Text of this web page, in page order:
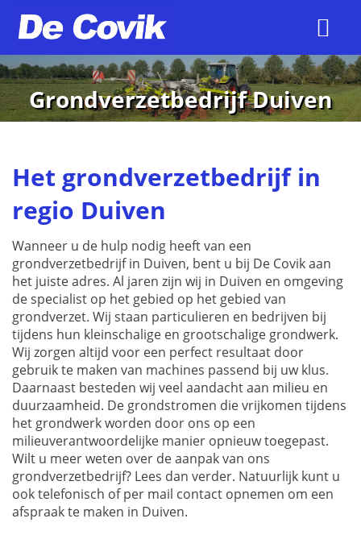
Grondverzetbedrijf Duiven
Het grondverzetbedrijf in
regio Duiven
Wanneer u de hulp nodig heeft van een
grondverzetbedrijf in Duiven, bent u bij De Covik aan
het juiste adres. Al jaren zijn wij in Duiven en omgeving
de specialist op het gebied op het gebied van
grondverzet. Wij staan particulieren en bedrijven bij
tijdens hun kleinschalige en grootschalige grondwerk.
Wij zorgen altijd voor een perfect resultaat door
gebruik te maken van machines passend bij uw klus.
Daarnaast besteden wij veel aandacht aan milieu en
duurzaamheid. De grondstromen die vrijkomen tijdens
het grondwerk worden door ons op een
milieuverantwoordelijke manier opnieuw toegepast.
Wilt u meer weten over de aanpak van ons
grondverzetbedrijf? Lees dan verder. Natuurlijk kunt u
ook telefonisch of per mail contact opnemen om een
afspraak te maken in Duiven.